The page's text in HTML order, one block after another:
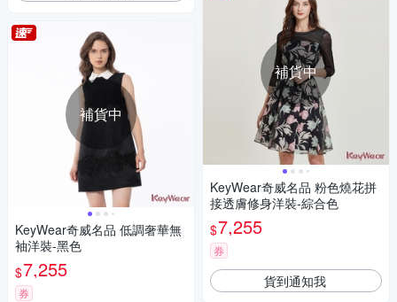
補貨中
KeyWear奇威名品 低調奢華無
袖洋裝-黑色
$7,255
券
補貨中
KeyWear奇威名品 粉色燒花拼
接透膚修身洋裝-綜合色
$7,255
券
貨到通知我